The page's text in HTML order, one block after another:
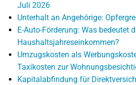
Juli 2026
Unterhalt an Angehörige:
E-Auto-Förderung: Was bedeutet
Haushaltsjahreseinkommen?
Umzugskosten als
Taxikosten zur
Kapitalabfindung für